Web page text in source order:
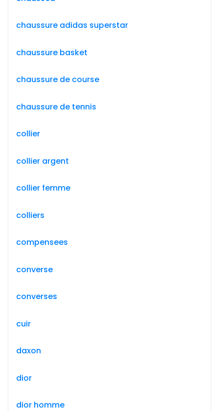
chaussure adidas superstar
chaussure basket
chaussure de course
chaussure de tennis
collier
collier argent
collier femme
colliers
compensees
converse
converses
cuir
daxon
dior
dior homme